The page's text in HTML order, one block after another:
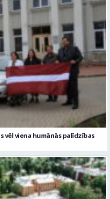
vēl viena humānās palīdzības